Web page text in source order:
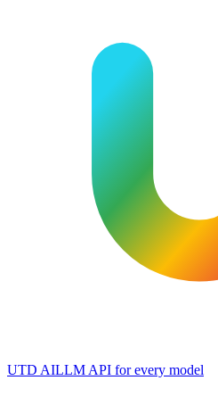
UTD AILLM API for every model